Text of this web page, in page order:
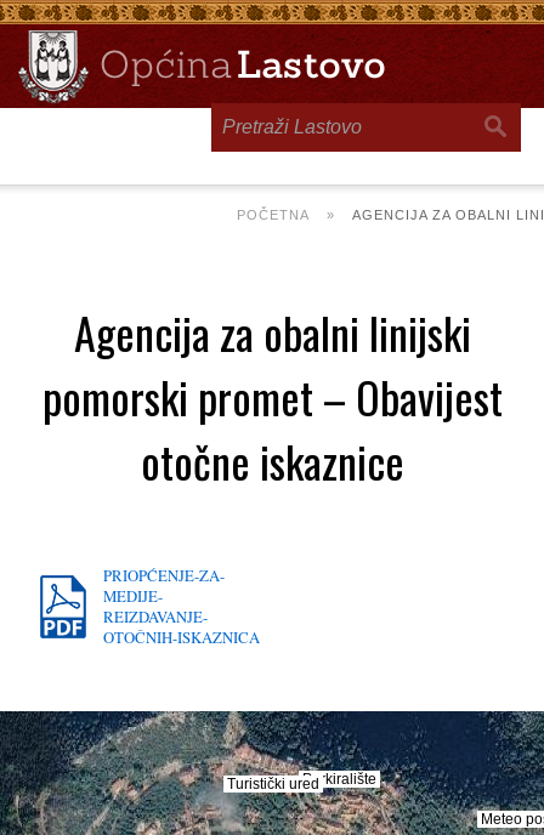
POČETNA » AGENCIJA ZA OBALNI
Agencija za obalni linijski
pomorski promet – Obavijest
otočne iskaznice
PRIOPĆENJE-ZA-
MEDIJE-
REIZDAVANJE-
OTOČNIH-ISKAZNICA
Meteo
Turistički uredParkiralište
Meteo
Turistički uredParkiralište